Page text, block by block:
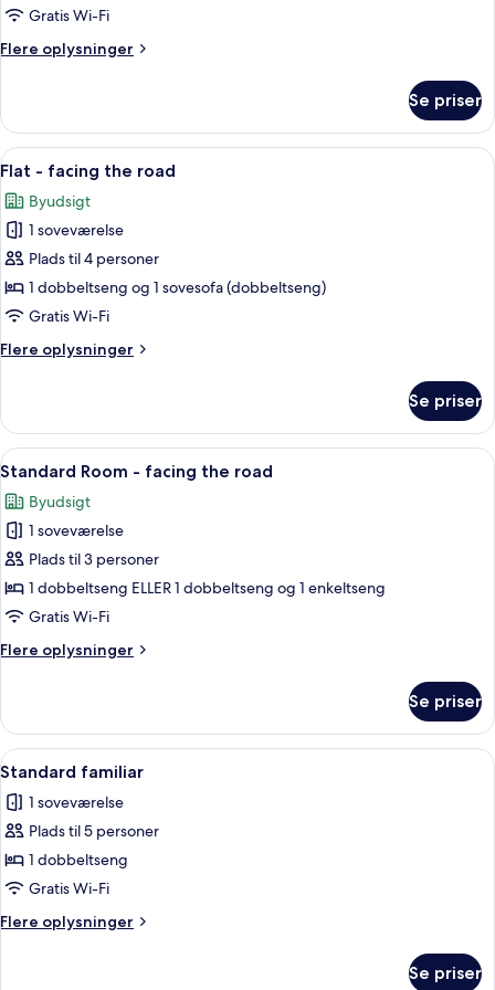
Gratis Wi-Fi
Flere oplysninger
Flere
Se priser
Indlæs
alle
billeder
af
Flat
-
facing
road
Flat - facing the road | Minibar,
16
Flat - facing the road
Byudsigt
1 soveværelse
Plads til 4 personer
1 dobbeltseng og 1 sovesofa (dobbeltseng)
Gratis Wi-Fi
Flere oplysninger
Flere
-
facing
the
Se priser
Indlæs
alle
billeder
af
Standard
Room
-
the
Standard Room - facing the road |
10
Standard Room - facing the road
Byudsigt
1 soveværelse
Plads til 3 personer
1 dobbeltseng ELLER 1 dobbeltseng og 1 enkeltseng
Gratis Wi-Fi
Flere oplysninger
Flere
Room
facing
road
Se priser
Indlæs
alle
billeder
af
Standard
familiar
Standard familiar | Minibar,
18
Standard familiar
1 soveværelse
Plads til 5 personer
1 dobbeltseng
Gratis Wi-Fi
Flere oplysninger
Flere
Se priser